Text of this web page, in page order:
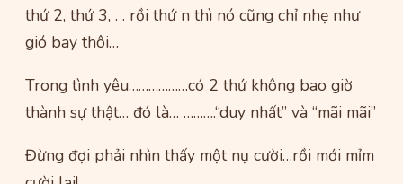
thứ 2, thứ 3, . . rồi thứ n thì nó cũng chỉ nhẹ như
gió bay thôi…
Trong tình yêu………………có 2 thứ không bao giờ
thành sự thật… đó là… ……….“duy nhất” và “mãi mãi”
Đừng đợi phải nhìn thấy một nụ cười…rồi mới mỉm